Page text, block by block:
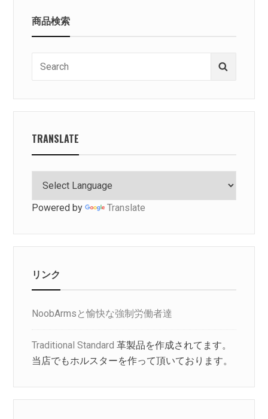
商品検索
TRANSLATE
Powered by Translate
リンク
NoobArmsと愉快な強制労働者達
Traditional Standard 革製品を作成されてます。
当店でもホルスターを作って頂いております。